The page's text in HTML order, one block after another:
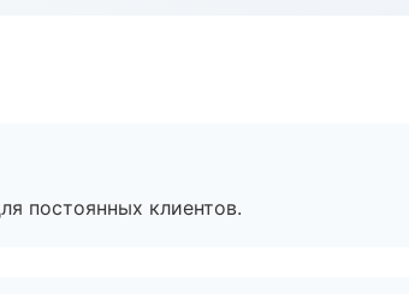
постоянных клиентов.